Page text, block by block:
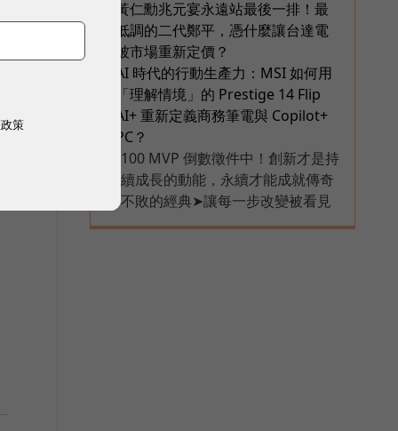
黃仁勳兆元宴永遠站最後一排！最
低調的二代鄭平，憑什麼讓台達電
被市場重新定價？
AI 時代的行動生產力：MSI 如何用
「理解情境」的 Prestige 14 Flip
AI+ 重新定義商務筆電與 Copilot+
PC？
100 MVP 倒數徵件中！創新才是持
續成長的動能，永續才能成就傳奇
不敗的經典➤讓每一步改變被看見
策